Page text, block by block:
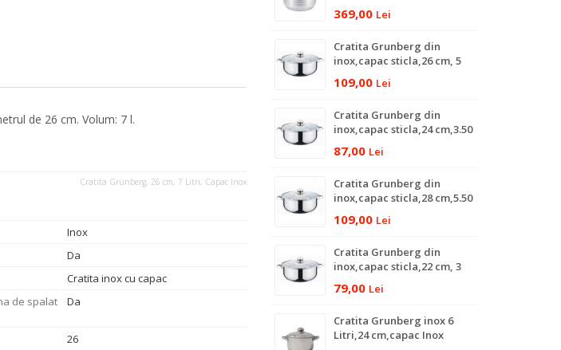
de 26 cm. Volum: 7 l.
Cratita Grunberg, 26 cm, 7 Litri, Capac Inox
Inox
Da
Cratita inox cu capac
de spalat
Da
26
369,00 Lei
Cratita Grunberg din
inox,capac sticla,26 cm, 5
109,00 Lei
Cratita Grunberg din
inox,capac sticla,24 cm,3.50
87,00 Lei
Cratita Grunberg din
inox,capac sticla,28 cm,5.50
109,00 Lei
Cratita Grunberg din
inox,capac sticla,22 cm, 3
79,00 Lei
Cratita Grunberg inox 6
Litri,24 cm,capac Inox